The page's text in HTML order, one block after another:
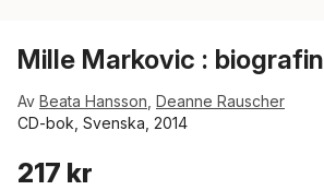
Mille Markovic : biografin
Av Beata Hansson Deanne Rauscher
CD-bok, Svenska, 2014
217 kr